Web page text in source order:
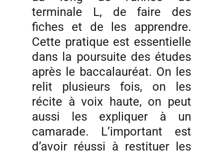
terminale L, de faire des
fiches et de les apprendre.
Cette pratique est essentielle
dans la poursuite des études
après le baccalauréat. On les
relit plusieurs fois, on les
récite à voix haute, on peut
aussi les expliquer à un
camarade. L’important est
d’avoir réussi à restituer les